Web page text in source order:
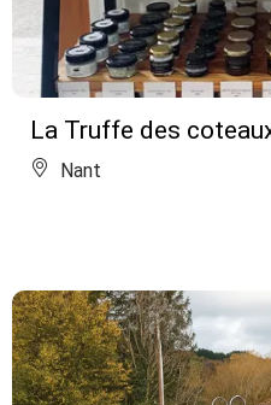
La Truffe des
Nant